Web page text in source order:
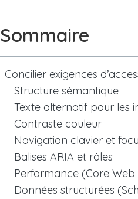
Sommaire
Concilier exigences
Structure sémantique
Texte alternatif pour les
Contraste couleur
Navigation clavier et
Balises ARIA et rôles
Performance (Core Web
Données structurées